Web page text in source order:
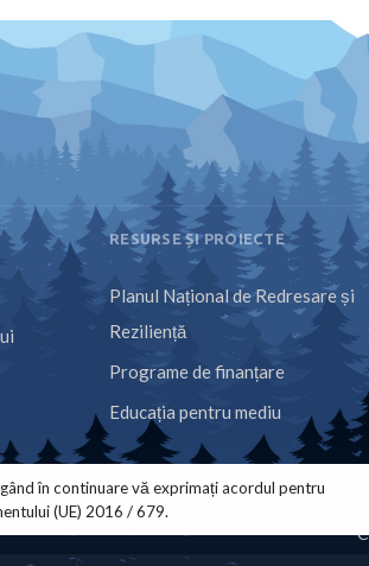
RESURSE ȘI PROIECTE
Planul Național de Redresare și
Reziliență
Programe de finanțare
Educația pentru mediu
în continuare vă exprimați acordul pentru
(UE) 2016 / 679.